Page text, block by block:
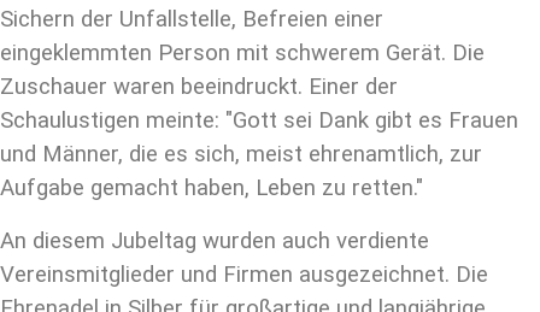
Sichern der Unfallstelle, Befreien einer
eingeklemmten Person mit schwerem Gerät. Die
Zuschauer waren beeindruckt. Einer der
Schaulustigen meinte: "Gott sei Dank gibt es Frauen
und Männer, die es sich, meist ehrenamtlich, zur
Aufgabe gemacht haben, Leben zu retten."
An diesem Jubeltag wurden auch verdiente
Vereinsmitglieder und Firmen ausgezeichnet. Die